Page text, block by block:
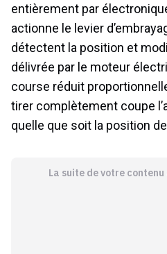
entièrement par
actionne le levier
détectent la position et
délivrée par le moteur
course réduit
tirer complètement coupe
quelle que soit la position
La suite de votre